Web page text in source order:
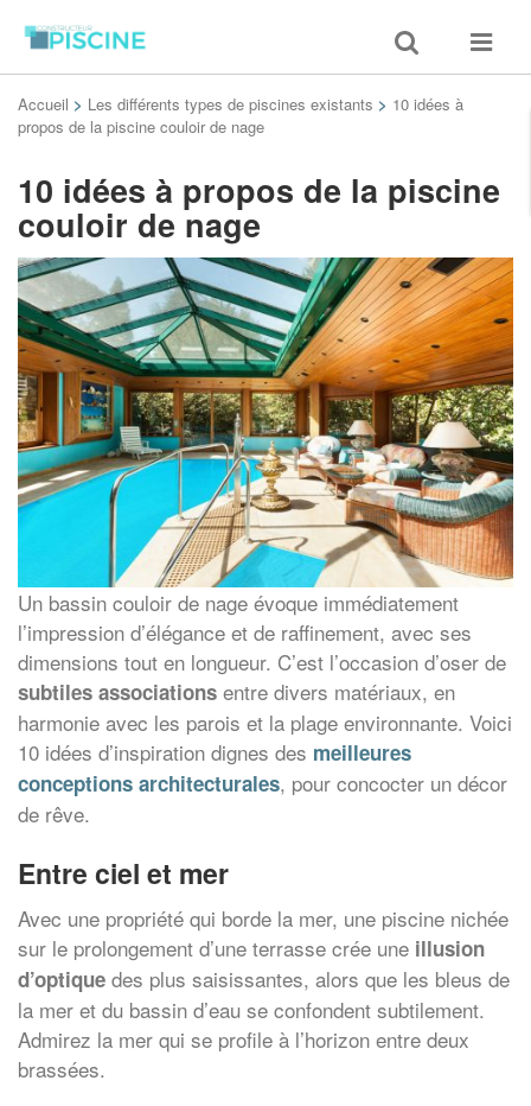
Toggle
search
Toggle
Accueil > Les différents types de piscines existants > 10 idées à
propos de la piscine couloir de nage
10 idées à propos de la piscine
couloir de nage
Un bassin couloir de nage évoque immédiatement
l’impression d’élégance et de raffinement, avec ses
dimensions tout en longueur. C’est l’occasion d’oser de
subtiles associations entre divers matériaux, en
harmonie avec les parois et la plage environnante. Voici
10 idées d’inspiration dignes des meilleures
conceptions architecturales, pour concocter un décor
de rêve.
Entre ciel et mer
Avec une propriété qui borde la mer, une piscine nichée
sur le prolongement d’une terrasse crée une illusion
d’optique des plus saisissantes, alors que les bleus de
la mer et du bassin d’eau se confondent subtilement.
Admirez la mer qui se profile à l’horizon entre deux
brassées.